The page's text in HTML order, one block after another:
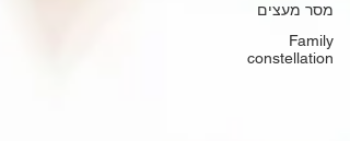
מסר מעצים
Family
constellation